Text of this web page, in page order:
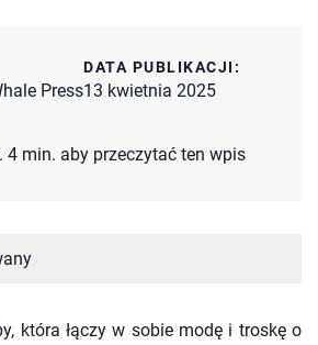
Press
DATA PUBLIKACJI:
13 kwietnia 2025
4 min. aby przeczytać ten wpis
która łączy w sobie modę i troskę o